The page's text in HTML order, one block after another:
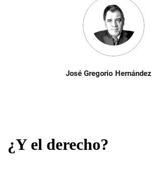
José Gregorio
¿Y el derecho?